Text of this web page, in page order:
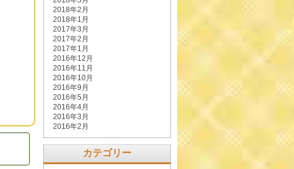
2018年2月
2018年1月
2017年3月
2017年2月
2017年1月
2016年12月
2016年11月
2016年10月
2016年9月
2016年5月
2016年4月
2016年3月
2016年2月
カテゴリー